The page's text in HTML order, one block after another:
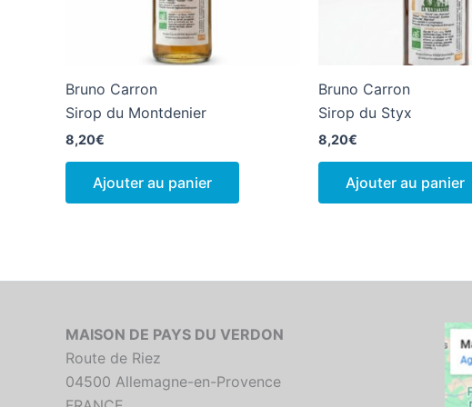
Bruno Carron
Sirop du Montdenier
8,20€
Ajouter au panier
Bruno Carron
Sirop du Styx
8,20€
Ajouter au panier
MAISON DE PAYS DU VERDON
Route de Riez
04500 Allemagne-en-Provence